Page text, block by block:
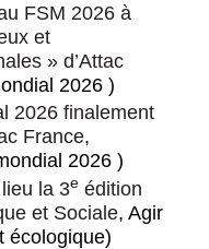
FSM 2026 à
et
» d’Attac
2026 )
2026 finalement
France,
2026 )
la 3e édition
et Sociale, Agir
écologique)